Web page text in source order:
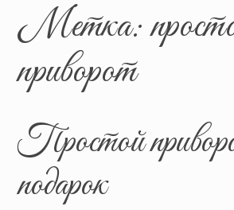
Метка:
приворот
Простой
подарок